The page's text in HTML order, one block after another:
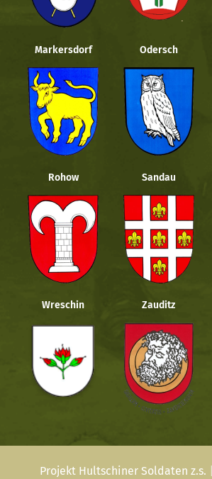
Markersdorf Odersch
Rohow Sandau
Wreschin Zauditz
Projekt Hultschiner Soldaten z.s.